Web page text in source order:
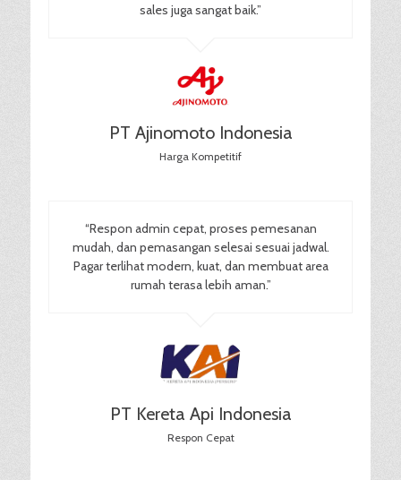
sales juga sangat baik.”
PT Ajinomoto Indonesia
Harga Kompetitif
“Respon admin cepat, proses pemesanan
mudah, dan pemasangan selesai sesuai jadwal.
Pagar terlihat modern, kuat, dan membuat area
rumah terasa lebih aman.”
PT Kereta Api Indonesia
Respon Cepat